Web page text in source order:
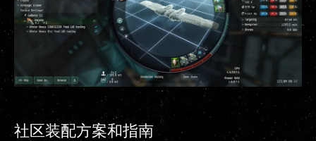
社区装配方案和指南